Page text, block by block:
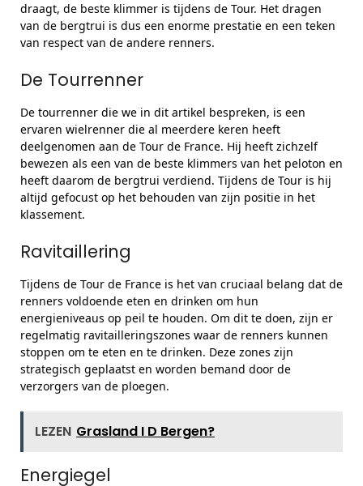
draagt, de beste klimmer is tijdens de Tour. Het dragen
van de bergtrui is dus een enorme prestatie en een teken
van respect van de andere renners.
De Tourrenner
De tourrenner die we in dit artikel bespreken, is een
ervaren wielrenner die al meerdere keren heeft
deelgenomen aan de Tour de France. Hij heeft zichzelf
bewezen als een van de beste klimmers van het peloton en
heeft daarom de bergtrui verdiend. Tijdens de Tour is hij
altijd gefocust op het behouden van zijn positie in het
klassement.
Ravitaillering
Tijdens de Tour de France is het van cruciaal belang dat de
renners voldoende eten en drinken om hun
energieniveaus op peil te houden. Om dit te doen, zijn er
regelmatig ravitailleringszones waar de renners kunnen
stoppen om te eten en te drinken. Deze zones zijn
strategisch geplaatst en worden bemand door de
verzorgers van de ploegen.
LEZEN Grasland I D Bergen?
Energiegel